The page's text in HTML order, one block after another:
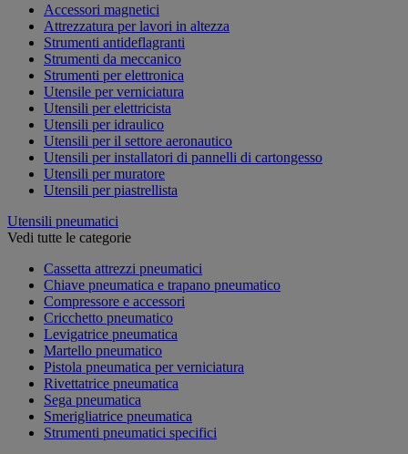
Accessori magnetici
Attrezzatura per lavori in altezza
Strumenti antideflagranti
Strumenti da meccanico
Strumenti per elettronica
Utensile per verniciatura
Utensili per elettricista
Utensili per idraulico
Utensili per il settore aeronautico
Utensili per installatori di pannelli di cartongesso
Utensili per muratore
Utensili per piastrellista
Utensili pneumatici
Vedi tutte le categorie
Cassetta attrezzi pneumatici
Chiave pneumatica e trapano pneumatico
Compressore e accessori
Cricchetto pneumatico
Levigatrice pneumatica
Martello pneumatico
Pistola pneumatica per verniciatura
Rivettatrice pneumatica
Sega pneumatica
Smerigliatrice pneumatica
Strumenti pneumatici specifici